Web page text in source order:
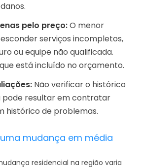
pelo preço:O menor
serviços incompletos,
ou equipe não qualificada.
está incluído no orçamento.
Não verificar o histórico
pode resultar em contratar
histórico de problemas.
mudança em média
residencial na região varia